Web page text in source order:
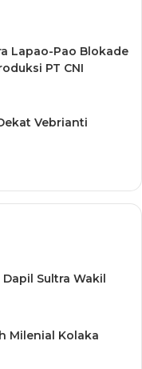
Lapao-Pao Blokade
PT CNI
Vebrianti
Dapil Sultra Wakil
Milenial Kolaka